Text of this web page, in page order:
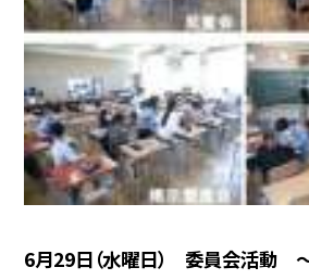
6月29日（水曜日） 委員会活動 〜